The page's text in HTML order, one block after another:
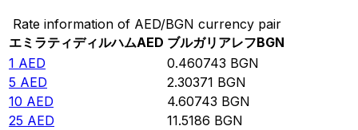
Rate information of AED/BGN currency pair
エミラティディルハムAED ブルガリアレフBGN
1 AED 0.460743 BGN
5 AED 2.30371 BGN
10 AED 4.60743 BGN
25 AED 11.5186 BGN